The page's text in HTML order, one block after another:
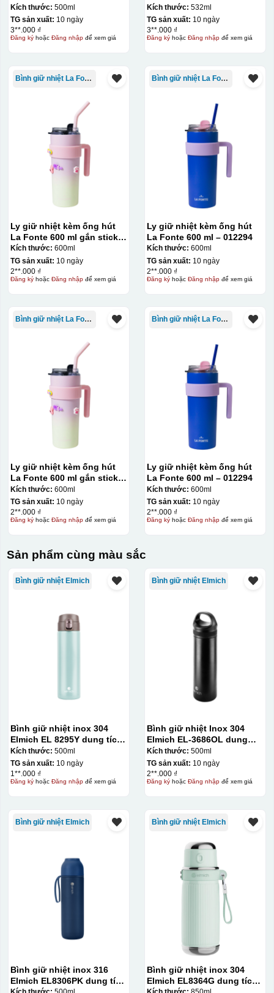
Kích thước: 500ml
TG sản xuất: 10 ngày
3**.000 ₫
Đăng kýhoặc Đăng nhậpđể xem giá
Kích thước: 532ml
TG sản xuất: 10 ngày
3**.000 ₫
Đăng kýhoặc Đăng nhậpđể xem giá
Bình giữ nhiệt La Fonte
Ly giữ nhiệt kèm ống hút
La Fonte 600 ml gắn sticker
– 012294
Kích thước: 600ml
TG sản xuất: 10 ngày
2**.000 ₫
Đăng kýhoặc Đăng nhậpđể xem giá
Bình giữ nhiệt La Fonte
Ly giữ nhiệt kèm ống hút
La Fonte 600 ml – 012294
Kích thước: 600ml
TG sản xuất: 10 ngày
2**.000 ₫
Đăng kýhoặc Đăng nhậpđể xem giá
Bình giữ nhiệt La Fonte
Ly giữ nhiệt kèm ống hút
La Fonte 600 ml gắn sticker
– 012294
Kích thước: 600ml
TG sản xuất: 10 ngày
2**.000 ₫
Đăng kýhoặc Đăng nhậpđể xem giá
Bình giữ nhiệt La Fonte
Ly giữ nhiệt kèm ống hút
La Fonte 600 ml – 012294
Kích thước: 600ml
TG sản xuất: 10 ngày
2**.000 ₫
Đăng kýhoặc Đăng nhậpđể xem giá
Sản phẩm cùng màu sắc
Bình giữ nhiệt Elmich
Bình giữ nhiệt inox 304
Elmich EL 8295Y dung tích
500ml
Kích thước: 500ml
TG sản xuất: 10 ngày
1**.000 ₫
Đăng kýhoặc Đăng nhậpđể xem giá
Bình giữ nhiệt Elmich
Bình giữ nhiệt Inox 304
Elmich EL-3686OL dung
tích 500ml
Kích thước: 500ml
TG sản xuất: 10 ngày
2**.000 ₫
Đăng kýhoặc Đăng nhậpđể xem giá
Bình giữ nhiệt Elmich
Bình giữ nhiệt inox 316
Elmich EL8306PK dung tích
Bình giữ nhiệt Elmich
Bình giữ nhiệt inox 304
Elmich EL8364G dung tích